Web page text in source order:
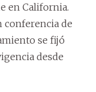
en California.
conferencia de
se fijó
desde